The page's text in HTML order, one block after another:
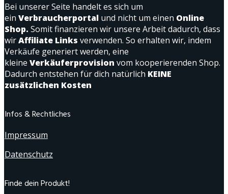
Bei unserer Seite handelt es sich um
ein Verbraucherportal und nicht um einen Online
Shop. Somit finanzieren wir unsere Arbeit dadurch, dass
wirAffiliate Links verwenden. So erhalten wir, indem
Verkäufe generiert werden, eine
kleine Verkäuferprovision vom kooperierenden Shop.
Dadurch entstehen für dich natürlich KEINE
zusätzlichen Kosten
Infos & Rechtliches
Impressum
Datenschutz
Finde dein Produkt!